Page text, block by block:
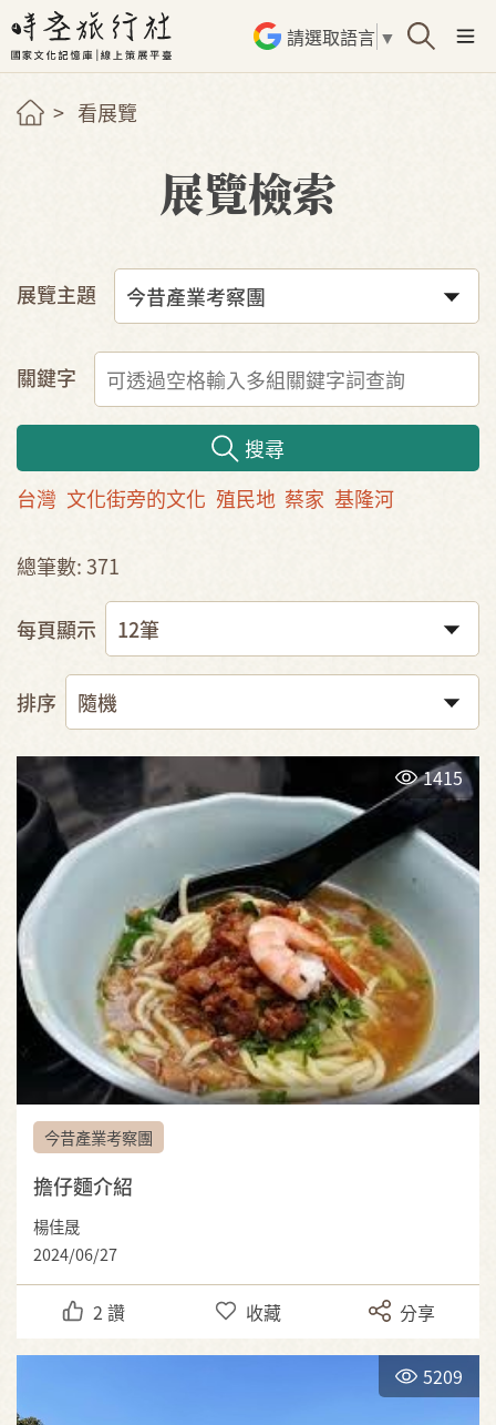
請選取語言 ▼
看展覽
展覽檢索
展覽主題
關鍵字
搜尋
台灣 文化街旁的文化 殖民地 蔡家 基隆河
總筆數: 371
每頁顯示
排序
1415
今昔產業考察團
擔仔麵介紹
楊佳晟
2024/06/27
2 讚 收藏 分享
5209